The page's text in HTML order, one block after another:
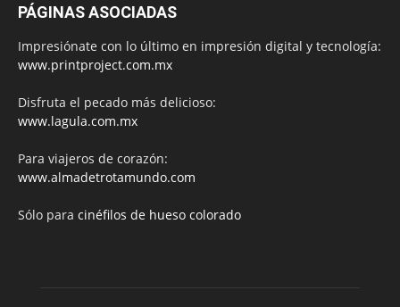
PÁGINAS ASOCIADAS
Impresiónate con lo último en impresión digital y tecnología:
www.printproject.com.mx
Disfruta el pecado más delicioso:
www.lagula.com.mx
Para viajeros de corazón:
www.almadetrotamundo.com
Sólo para cinéfilos de hueso colorado